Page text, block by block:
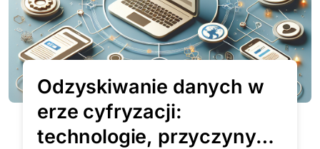
Odzyskiwanie danych w
erze cyfryzacji:
technologie, przyczyny